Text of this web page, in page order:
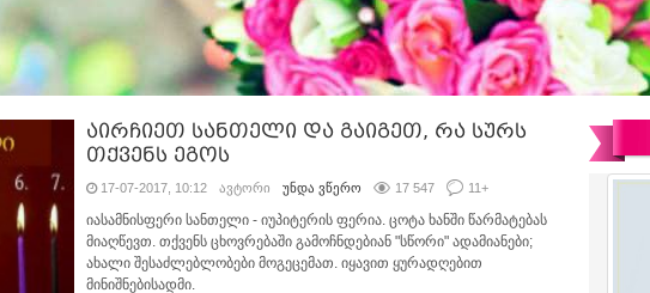
აირჩიეთ სანთელი და გაიგეთ, რა სურს
თქვენს ეგოს
17-07-2017, 10:12 ავტორი უნდა ვწერო 17 547 11+
იასამნისფერი სანთელი - იუპიტერის ფერია. ცოტა ხანში წარმატებას
მიაღწევთ. თქვენს ცხოვრებაში გამოჩნდებიან "სწორი" ადამიანები;
ახალი შესაძლებლობები მოგეცემათ. იყავით ყურადღებით
მინიშნებისადმი.